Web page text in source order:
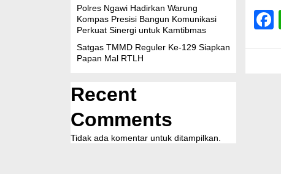
Polres Ngawi Hadirkan Warung
Kompas Presisi Bangun Komunikasi
Perkuat Sinergi untuk Kamtibmas
Satgas TMMD Reguler Ke-129 Siapkan
Papan Mal RTLH
Recent
Comments
Tidak ada komentar untuk ditampilkan.